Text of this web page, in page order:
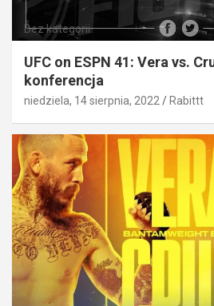
Bez kategorii
UFC on ESPN 41: Vera vs.
konferencja
niedziela, 14 sierpnia, 2022 Rabittt